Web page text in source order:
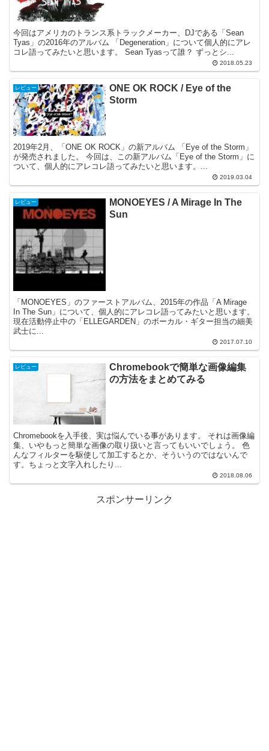
今回はアメリカのトランス系トラックメーカー、DJである「Sean
Tyas」の2016年のアルバム 「Degeneration」について個人的にアレ
コレ語ってみたいと思います。 Sean Tyasって誰？ ずっとシ...
2018.05.23
レビュー
ONE OK ROCK / Eye of the
Storm
2019年2月、「ONE OK ROCK」の新アルバム 「Eye of the Storm」
が発売されました。 今回は、この新アルバム「Eye of the Storm」に
ついて、個人的にアレコレ語ってみたいと思います。...
2019.03.04
レビュー
MONOEYES / A Mirage In The
Sun
「MONOEYES」のファーストアルバム、2015年の作品「A Mirage
In The Sun」について、個人的にアレコレ語ってみたいと思います。
現在活動停止中の「ELLEGARDEN」のボーカル・ギター担当の細美
武士に...
2017.07.10
レビュー
Chromebookで簡単な画像編集
の方法をまとめてみる
Chromebookを入手後、実は悩んでいる事があります。 それは画像編
集、いやもっと簡単な画像の取り扱いと言ってもいいでしょう。 色
んなフィルターを駆使して加工するとか、そういうのではないんで
す。ちょっと文字入れしたり...
2018.08.06
スポンサーリンク